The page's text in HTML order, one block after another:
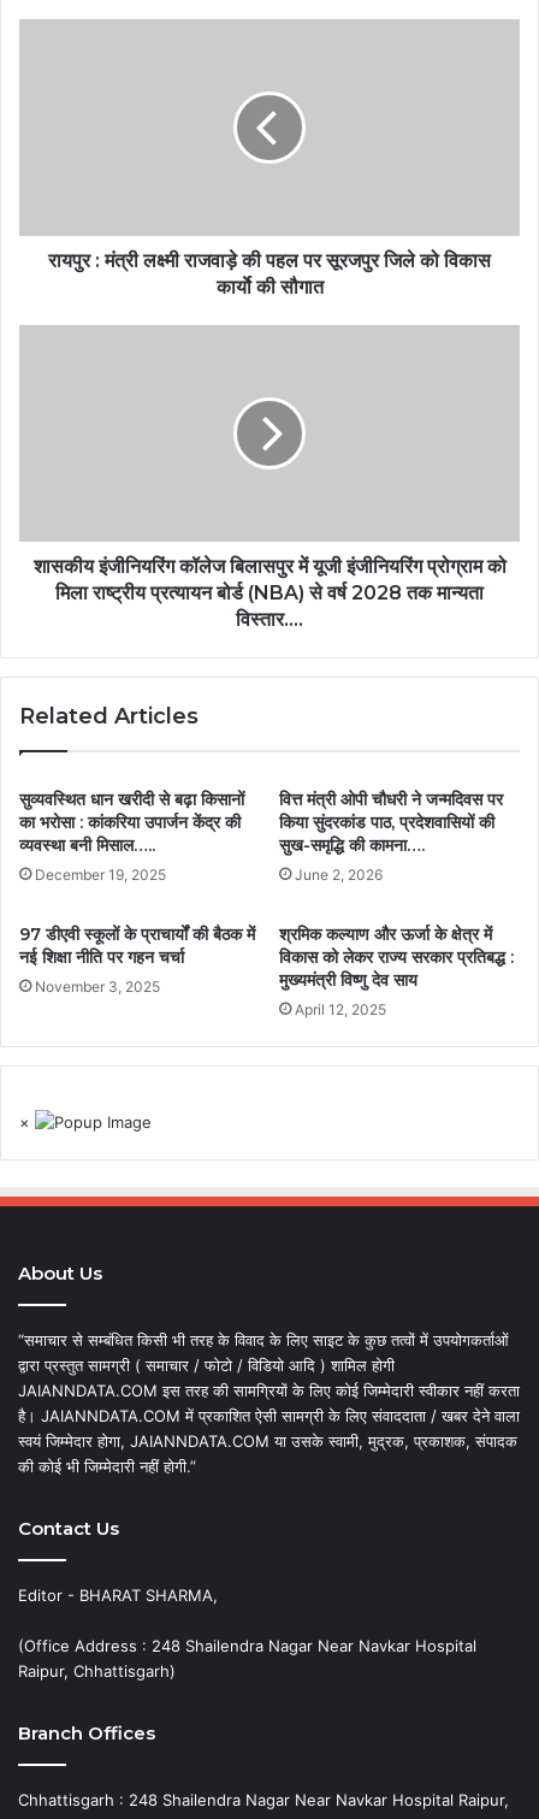
रायपुर : मंत्री लक्ष्मी राजवाड़े की पहल पर सूरजपुर जिले को विकास
कार्याे की सौगात
शासकीय इंजीनियरिंग कॉलेज बिलासपुर में यूजी इंजीनियरिंग प्रोग्राम को
मिला राष्ट्रीय प्रत्यायन बोर्ड (NBA) से वर्ष 2028 तक मान्यता
विस्तार….
Related Articles
सुव्यवस्थित धान खरीदी से बढ़ा किसानों
का भरोसा : कांकरिया उपार्जन केंद्र की
व्यवस्था बनी मिसाल…..
December 19, 2025
वित्त मंत्री ओपी चौधरी ने जन्मदिवस पर
किया सुंदरकांड पाठ, प्रदेशवासियों की
सुख-समृद्धि की कामना….
June 2, 2026
97 डीएवी स्कूलों के प्राचार्यों की बैठक में
नई शिक्षा नीति पर गहन चर्चा
November 3, 2025
श्रमिक कल्याण और ऊर्जा के क्षेत्र में
विकास को लेकर राज्य सरकार प्रतिबद्ध :
मुख्यमंत्री विष्णु देव साय
April 12, 2025
×
About Us
“समाचार से सम्बंधित किसी भी तरह के विवाद के लिए साइट के कुछ तत्वों में उपयोगकर्ताओं
द्वारा प्रस्तुत सामग्री ( समाचार / फोटो / विडियो आदि ) शामिल होगी
JAIANNDATA.COM इस तरह की सामग्रियों के लिए कोई जिम्मेदारी स्वीकार नहीं करता
है। JAIANNDATA.COM में प्रकाशित ऐसी सामग्री के लिए संवाददाता / खबर देने वाला
स्वयं जिम्मेदार होगा, JAIANNDATA.COM या उसके स्वामी, मुद्रक, प्रकाशक, संपादक
की कोई भी जिम्मेदारी नहीं होगी.”
Contact Us
Editor - BHARAT SHARMA,
(Office Address : 248 Shailendra Nagar Near Navkar Hospital
Raipur, Chhattisgarh)
Branch Offices
Chhattisgarh : 248 Shailendra Nagar Near Navkar Hospital Raipur,